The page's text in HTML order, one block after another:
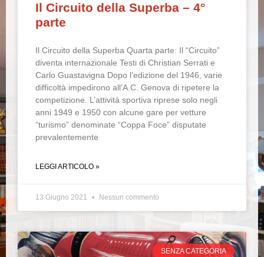
Il Circuito della Superba – 4°
parte
Il Circuito della Superba Quarta parte: Il “Circuito”
diventa internazionale Testi di Christian Serrati e
Carlo Guastavigna Dopo l’edizione del 1946, varie
difficoltà impedirono all’A.C. Genova di ripetere la
competizione. L’attività sportiva riprese solo negli
anni 1949 e 1950 con alcune gare per vetture
“turismo” denominate “Coppa Foce” disputate
prevalentemente
LEGGI ARTICOLO »
13 Giugno 2021 Nessun commento
SENZA CATEGORIA